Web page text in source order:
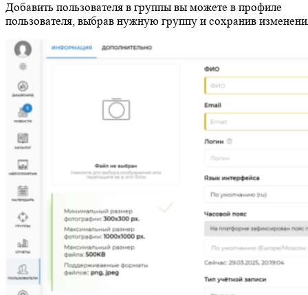
Добавить пользователя в группы вы можете в профиле
пользователя, выбрав нужную группу и сохранив